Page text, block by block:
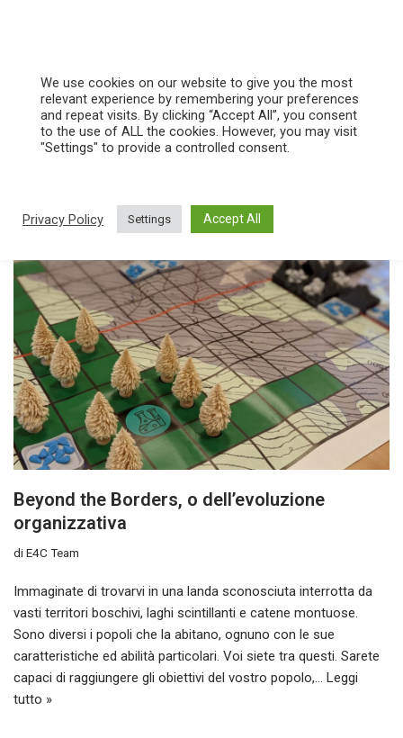
contenuto
Serious Game
Beyond the Borders, o dell’evoluzione
organizzativa
diE4C Team
Immaginate di trovarvi in una landa sconosciuta interrotta da
vasti territori boschivi, laghi scintillanti e catene montuose.
Sono diversi i popoli che la abitano, ognuno con le sue
caratteristiche ed abilità particolari. Voi siete tra questi. Sarete
capaci di raggiungere gli obiettivi del vostro popolo,… Leggi
tutto »
We use cookies on our website to give you the most
relevant experience by remembering your preferences
and repeat visits. By clicking “Accept All”, you consent
to the use of ALL the cookies. However, you may visit
"Settings" to provide a controlled consent.
Privacy Policy Settings Accept All